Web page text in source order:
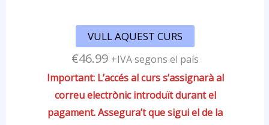
VULL AQUEST CURS
€46.99 +IVA segons el país
Important: L’accés al curs s’assignarà al
correu electrònic introduït durant el
pagament. Assegura’t que sigui el de la